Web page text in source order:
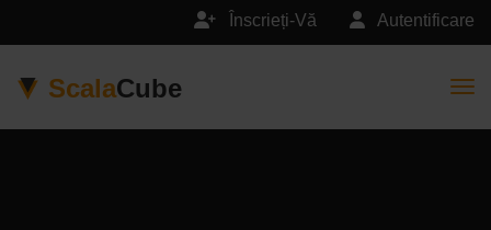
Autentificare
Înscrieți-Vă
ScalaCube